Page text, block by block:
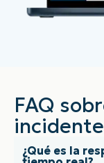
FAQ
¿Qué es la